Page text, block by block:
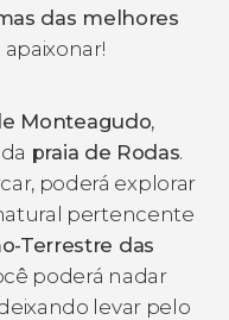
das melhores
apaixonar!
Monteagudo,
praia de Rodas.
poderá explorar
pertencente
Terrestre das
poderá nadar
levar pelo